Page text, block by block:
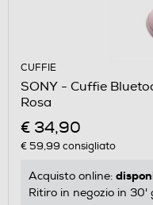
CUFFIE
SONY - Cuffie
Rosa
€ 34,90
€ 59,99 consigliato
Acquisto online:
Ritiro in negozio in 30'